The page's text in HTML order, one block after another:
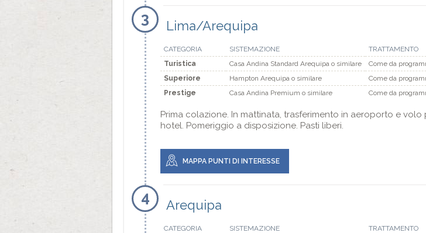
3 Lima/Arequipa
CATEGORIA SISTEMAZIONE
TRATTAMENTO
Turistica
Casa Andina Standard Arequipa o similare
Come da
Superiore
Hampton Arequipa o similare
Come da
Prestige
Casa Andina Premium o similare Come da
Prima colazione. In mattinata, trasferimento in aeroporto e
hotel. Pomeriggio a disposizione. Pasti liberi.
MAPPA PUNTI DI INTERESSE
4 Arequipa
CATEGORIA SISTEMAZIONE
TRATTAMENTO